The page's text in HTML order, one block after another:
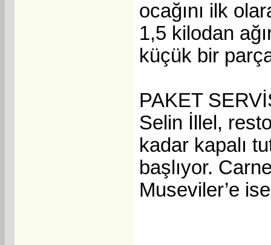
ocağını ilk
1,5 kilodan
küçük bir
PAKET
Selin İllel,
kadar kapalı
başlıyor.
Museviler’e